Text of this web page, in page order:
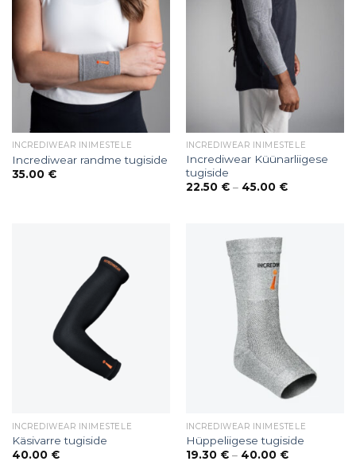
INCREDIWEAR INIMESTELE
Incrediwear randme tugiside
35.00 €
INCREDIWEAR INIMESTELE
Incrediwear Küünarliigese
tugiside
22.50 € – 45.00 €Price
INCREDIWEAR INIMESTELE
Käsivarre tugiside
40.00 €
INCREDIWEAR INIMESTELE
Hüppeliigese tugiside
19.30 € – 40.00 €Price